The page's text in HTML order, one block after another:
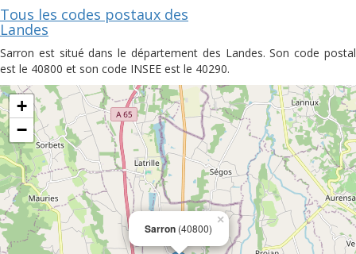
Tous les codes postaux des
Landes
Sarron est situé dans le département des Landes. Son code postal
est le 40800 et son code INSEE est le 40290.
Sarron (40800)
×
+
−